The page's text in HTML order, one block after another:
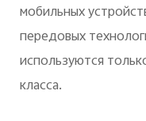
мобильных
передовых
используются
класса.